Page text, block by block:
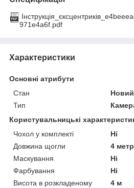
971e4a6f.pdf
Характеристики
Основні атрибути
Стан
Новий
Тип
Користувальницькі
Чохол у комплекті
Ні
Довжина щогли
4
Маскування
Ні
Фарбування
Ні
Висота в розкладеному
4 м